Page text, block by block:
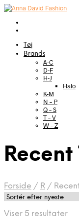
Tøj
Brands
A-C
D-F
H-J
Halo
K-M
N – P
Q – S
T – V
W – Z
Recent
Forside / R /
Viser 5 resultater